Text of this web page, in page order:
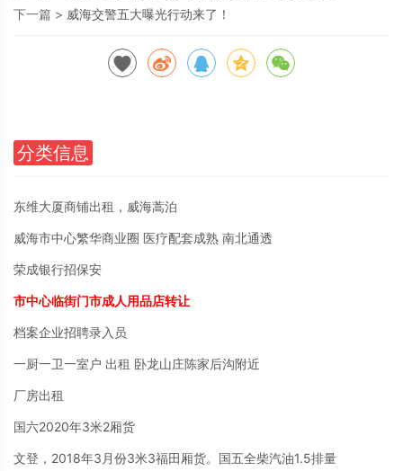
下一篇 > 威海交警五大曝光行动来了！
分类信息
东维大厦商铺出租，威海蒿泊
威海市中心繁华商业圈 医疗配套成熟 南北通透
荣成银行招保安
市中心临街门市成人用品店转让
档案企业招聘录入员
一厨一卫一室户 出租 卧龙山庄陈家后沟附近
厂房出租
国六2020年3米2厢货
文登，2018年3月份3米3福田厢货。国五全柴汽油1.5排量